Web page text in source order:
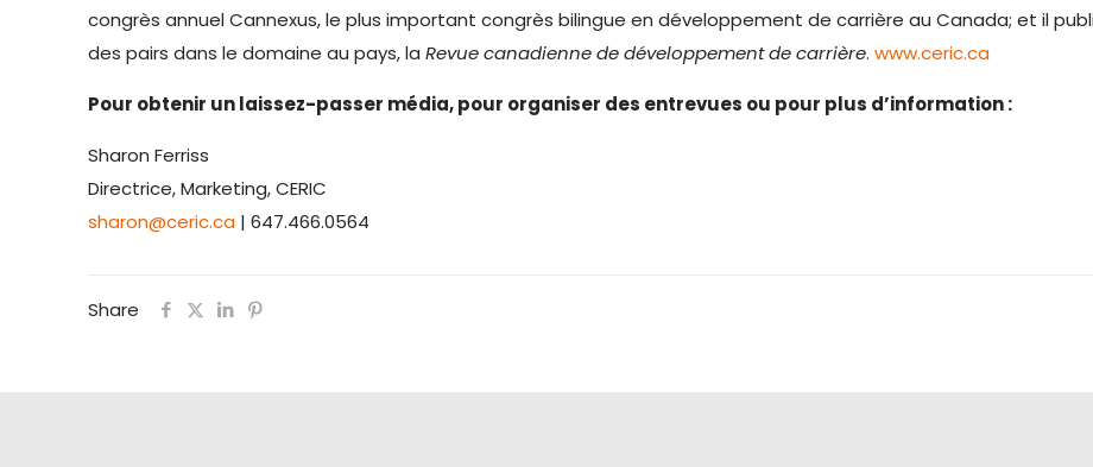
congrès annuel Cannexus, le plus important congrès bilingue en développement de carrière au Canada; et il
des pairs dans le domaine au pays, laRevue canadienne de développement de carrière.www.ceric.ca
Pour obtenir un laissez-passer média, pour organiser des entrevues ou pour plus d’information :
Sharon Ferriss
Directrice, Marketing, CERIC
sharon@ceric.ca | 647.466.0564
Share